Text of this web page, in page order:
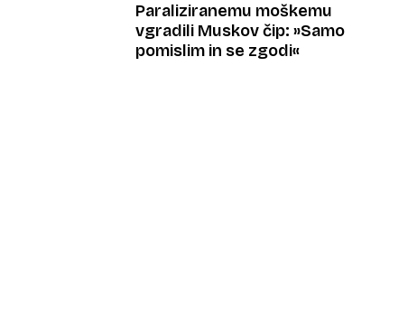
Paraliziranemu moškemu
vgradili Muskov čip: »Samo
pomislim in se zgodi«